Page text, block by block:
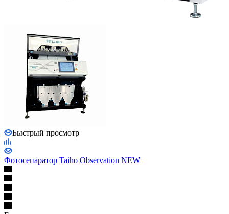
Быстрый просмотр
Фотосепаратор Taiho Observation NEW